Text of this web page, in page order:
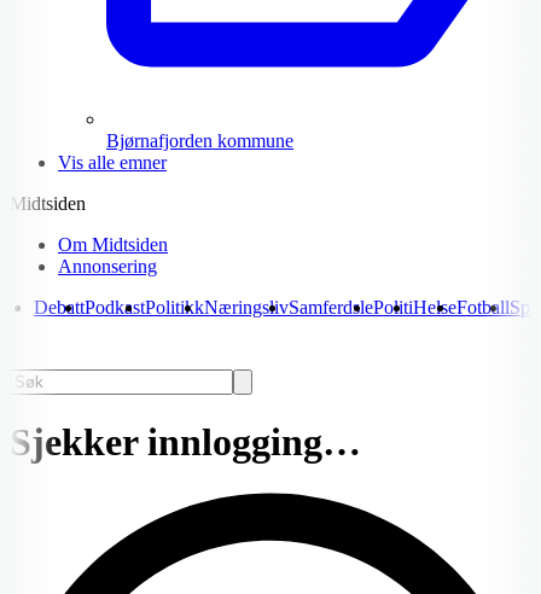
Bjørnafjorden kommune
Vis alle emner
Midtsiden
Om Midtsiden
Annonsering
DebattPodkastPolitikkNæringslivSamferdslePolitiHelseFotball
Sjekker innlogging…